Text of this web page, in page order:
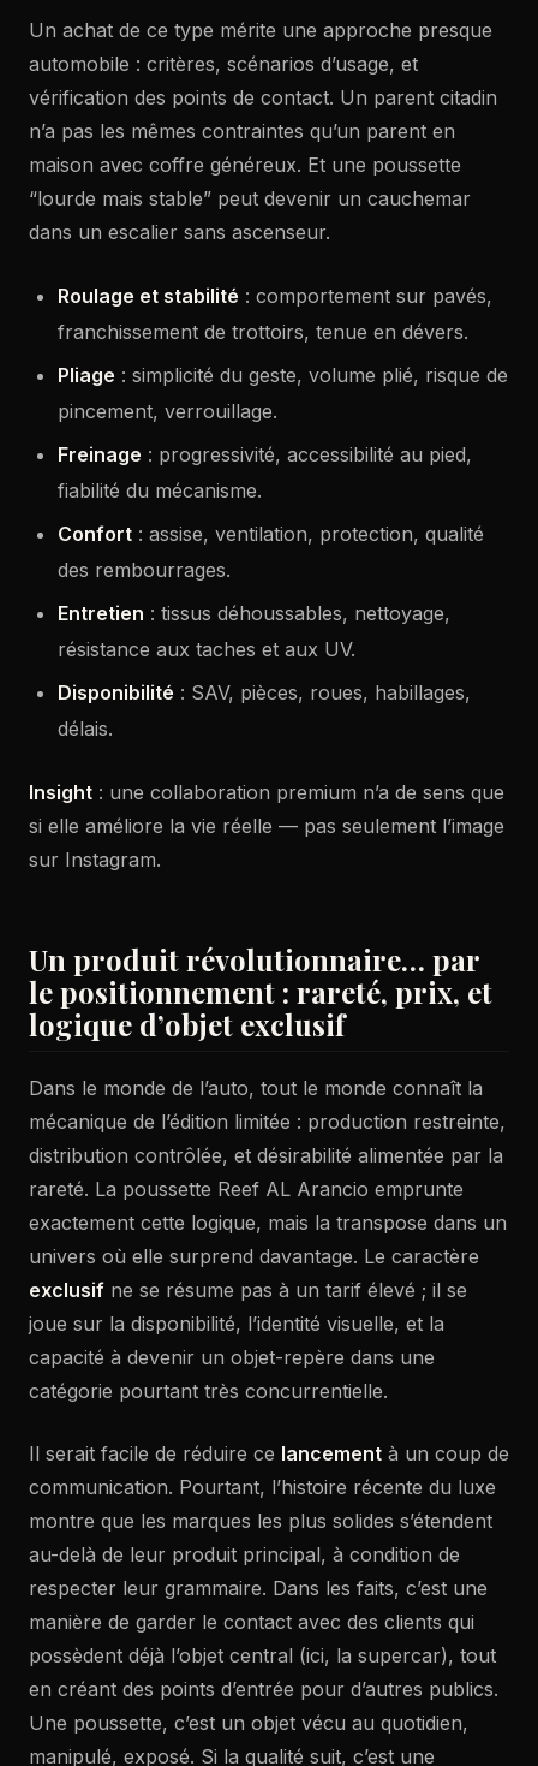
Un achat de ce type mérite une approche presque
automobile : critères, scénarios d’usage, et
vérification des points de contact. Un parent citadin
n’a pas les mêmes contraintes qu’un parent en
maison avec coffre généreux. Et une poussette
“lourde mais stable” peut devenir un cauchemar
dans un escalier sans ascenseur.
Roulage et stabilité : comportement sur pavés,
franchissement de trottoirs, tenue en dévers.
Pliage : simplicité du geste, volume plié, risque de
pincement, verrouillage.
Freinage : progressivité, accessibilité au pied,
fiabilité du mécanisme.
Confort : assise, ventilation, protection, qualité
des rembourrages.
Entretien : tissus déhoussables, nettoyage,
résistance aux taches et aux UV.
Disponibilité : SAV, pièces, roues, habillages,
délais.
Insight : une collaboration premium n’a de sens que
si elle améliore la vie réelle — pas seulement l’image
sur Instagram.
Un produit révolutionnaire… par
le positionnement : rareté, prix, et
logique d’objet exclusif
Dans le monde de l’auto, tout le monde connaît la
mécanique de l’édition limitée : production restreinte,
distribution contrôlée, et désirabilité alimentée par la
rareté. La poussette Reef AL Arancio emprunte
exactement cette logique, mais la transpose dans un
univers où elle surprend davantage. Le caractère
exclusif ne se résume pas à un tarif élevé ; il se
joue sur la disponibilité, l’identité visuelle, et la
capacité à devenir un objet-repère dans une
catégorie pourtant très concurrentielle.
Il serait facile de réduire ce lancement à un coup de
communication. Pourtant, l’histoire récente du luxe
montre que les marques les plus solides s’étendent
au-delà de leur produit principal, à condition de
respecter leur grammaire. Dans les faits, c’est une
manière de garder le contact avec des clients qui
possèdent déjà l’objet central (ici, la supercar), tout
en créant des points d’entrée pour d’autres publics.
Une poussette, c’est un objet vécu au quotidien,
manipulé, exposé. Si la qualité suit, c’est une